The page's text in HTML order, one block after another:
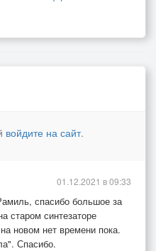
белоснежном крыле.
войдите на сайт.
спасибо большое за
старом синтезаторе
новом нет времени пока.
Спасибо.
01.12.2021 в 09:33